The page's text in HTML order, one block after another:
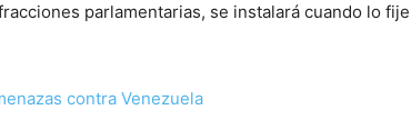
parlamentarias, se instalará cuando lo fije
contra Venezuela